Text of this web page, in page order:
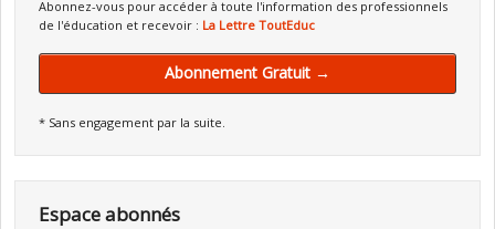
Abonnez-vous pour accéder à toute l'information des professionnels
de l'éducation et recevoir : La Lettre ToutEduc
Abonnement Gratuit →
* Sans engagement par la suite.
Espace abonnés